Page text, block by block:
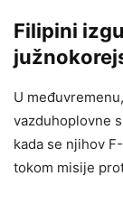
Filipini
U
vazduhoplovne
kada se njihov
tokom misije